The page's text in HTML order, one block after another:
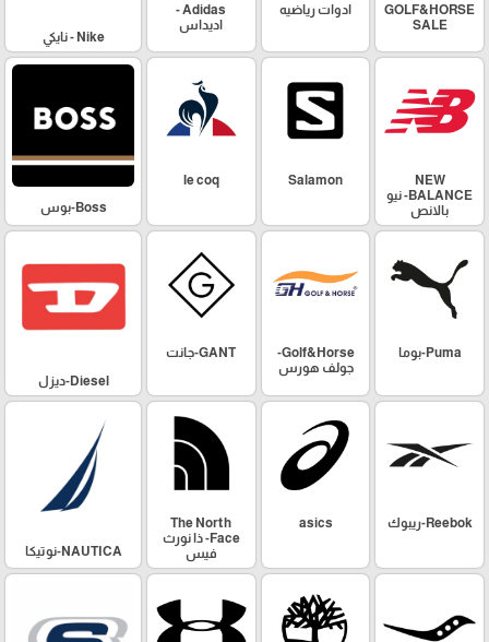
GOLF&HORSE
SALE
ادوات رياضيه
Adidas -
اديداس
Nike - نايكي
NEW
BALANCE- نيو
بالانص
Salamon
le coq
Boss-بوس
Puma-بوما
Golf&Horse-
جولف هورس
GANT-جانت
Diesel-ديزل
Reebok-ريبوك asics
The North
Face- ذا نورث
فيس
NAUTICA-نوتيكا